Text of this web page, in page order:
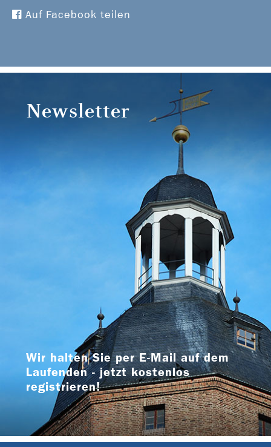
Auf Facebook teilen
Newsletter
Wir halten Sie per E-Mail auf dem
Laufenden - jetzt kostenlos
registrieren!